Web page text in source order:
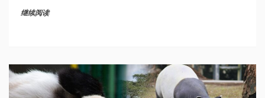
继续阅读